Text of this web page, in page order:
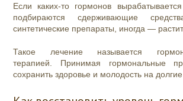
Если каких-то гормонов
подбираются сдерживающие
синтетические препараты, иногда —
Такое лечение называется
терапией. Принимая гормональные
сохранить здоровье и молодость на долгие